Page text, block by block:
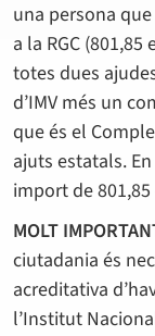
una persona
a la RGC
totes dues
d’IMV més un
que és el
ajuts estatals.
import de
MOLT
ciutadania és
acreditativa
l’Institut